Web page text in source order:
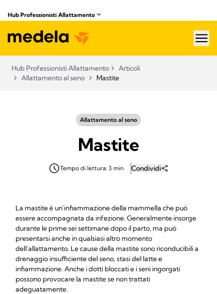
Hub Professionisti Allattamento​
Hub Professionisti Allattamento​
Articoli​
Allattamento al seno
Mastite
Allattamento al seno
Mastite
Tempo di lettura: 3 min. Condividi
La mastite è un'infiammazione della mammella che può
essere accompagnata da infezione. Generalmente insorge
durante le prime sei settimane dopo il parto, ma può
presentarsi anche in qualsiasi altro momento
dell'allattamento. Le cause della mastite sono riconducibili a
drenaggio insufficiente del seno, stasi del latte e
infiammazione. Anche i dotti bloccati e i seni ingorgati
possono provocare la mastite se non trattati
adeguatamente.